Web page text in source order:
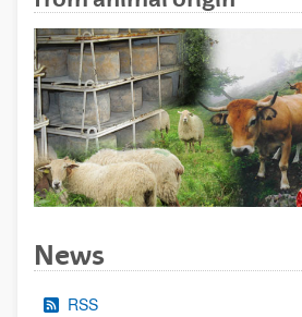
News
RSS